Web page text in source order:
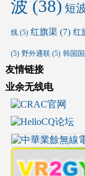
波 (38) 短
线(5) 红旗渠(7) 红
(5) 野外通联(5) 韩国
友情链接
业余无线电